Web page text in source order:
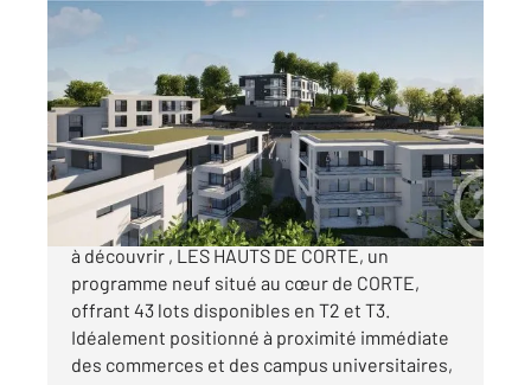
CORTE 202
Ref : 686
Appartement à vendre
250 000 €
Century21 Paoli Immobilier Moriani vous invite
à découvrir , LES HAUTS DE CORTE, un
programme neuf situé au cœur de CORTE,
offrant 43 lots disponibles en T2 et T3.
Idéalement positionné à proximité immédiate
des commerces et des campus universitaires,